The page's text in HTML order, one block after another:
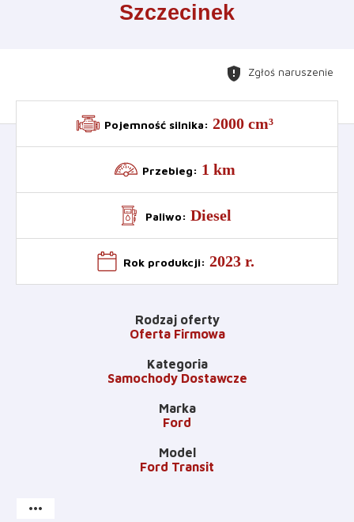
Szczecinek
gpp_maybe Zgłoś naruszenie
Pojemność silnika: 2000 cm³
Przebieg: 1 km
Paliwo: Diesel
Rok produkcji: 2023 r.
Rodzaj oferty
Oferta Firmowa
Kategoria
Samochody Dostawcze
Marka
Ford
Model
Ford Transit
more_horiz